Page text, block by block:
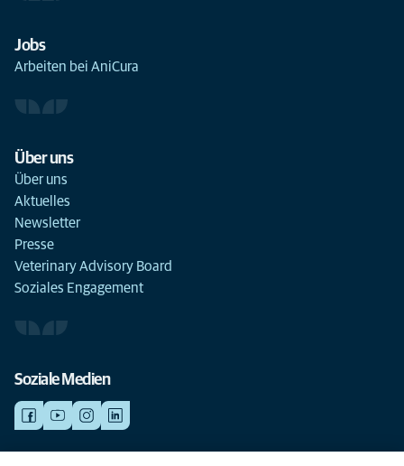
Jobs
Arbeiten bei AniCura
Über uns
Über uns
Aktuelles
Newsletter
Presse
Veterinary Advisory Board
Soziales Engagement
Soziale Medien